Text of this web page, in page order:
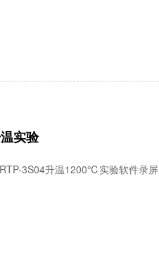
实验
3S04升温1200℃实验软件录屏